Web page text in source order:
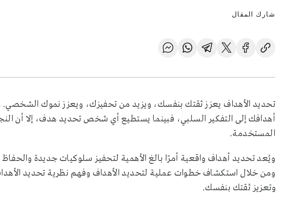
شارك المقال
تحديد الأهداف يعزز ثقتك بنفسك، ويزيد من تحفيزك، ويعزز نموك
أهدافك إلى التفكير السلبي، فبينما يستطيع أي شخص تحديد هدف، إلا أن
المستخدمة.
ويُعد تحديد أهداف واقعية أمرًا بالغ الأهمية لتحفيز سلوكيات جديدة
ومن خلال استكشاف خطوات عملية لتحديد الأهداف وفهم نظرية تحديد
وتعزيز ثقتك بنفسك.